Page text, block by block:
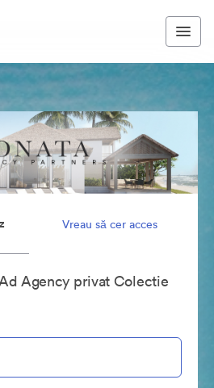
Vreau să cer acces
Agency privat Colectie